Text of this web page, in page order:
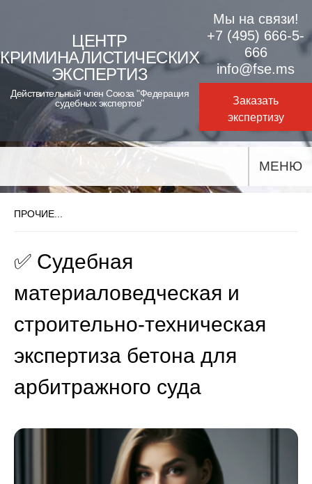
content
ЦЕНТР
КРИМИНАЛИСТИЧЕСКИХ
ЭКСПЕРТИЗ
Действительный член Союза "Федерация
судебных экспертов"
Мы на связи!
+7 (495) 666-5-
666
info@fse.ms
Заказать
экспертизу
МЕНЮ
ПРОЧИЕ...
✅ Судебная
материаловедческая и
строительно-техническая
экспертиза бетона для
арбитражного суда